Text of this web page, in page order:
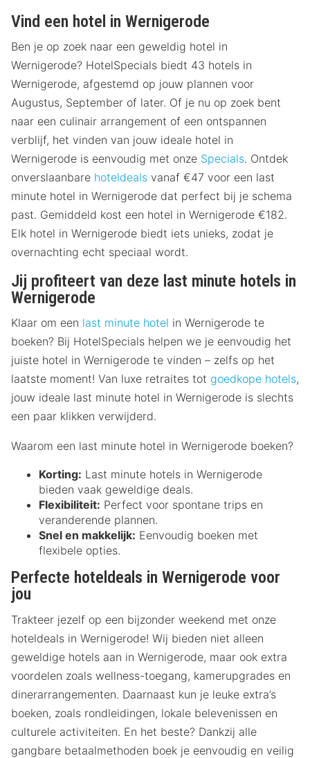
Vind een hotel in Wernigerode
Ben je op zoek naar een geweldig hotel in
Wernigerode? HotelSpecials biedt 43 hotels in
Wernigerode, afgestemd op jouw plannen voor
Augustus, September of later. Of je nu op zoek bent
naar een culinair arrangement of een ontspannen
verblijf, het vinden van jouw ideale hotel in
Wernigerode is eenvoudig met onze Specials. Ontdek
onverslaanbare hoteldeals vanaf €47 voor een last
minute hotel in Wernigerode dat perfect bij je schema
past. Gemiddeld kost een hotel in Wernigerode €182.
Elk hotel in Wernigerode biedt iets unieks, zodat je
overnachting echt speciaal wordt.
Jij profiteert van deze last minute hotels in
Wernigerode
Klaar om een last minute hotel in Wernigerode te
boeken? Bij HotelSpecials helpen we je eenvoudig het
juiste hotel in Wernigerode te vinden – zelfs op het
laatste moment! Van luxe retraites tot goedkope hotels,
jouw ideale last minute hotel in Wernigerode is slechts
een paar klikken verwijderd.
Waarom een last minute hotel in Wernigerode boeken?
Korting: Last minute hotels in Wernigerode
bieden vaak geweldige deals.
Flexibiliteit: Perfect voor spontane trips en
veranderende plannen.
Snel en makkelijk: Eenvoudig boeken met
flexibele opties.
Perfecte hoteldeals in Wernigerode voor
jou
Trakteer jezelf op een bijzonder weekend met onze
hoteldeals in Wernigerode! Wij bieden niet alleen
geweldige hotels aan in Wernigerode, maar ook extra
voordelen zoals wellness-toegang, kamerupgrades en
dinerarrangementen. Daarnaast kun je leuke extra’s
boeken, zoals rondleidingen, lokale belevenissen en
culturele activiteiten. En het beste? Dankzij alle
gangbare betaalmethoden boek je eenvoudig en veilig